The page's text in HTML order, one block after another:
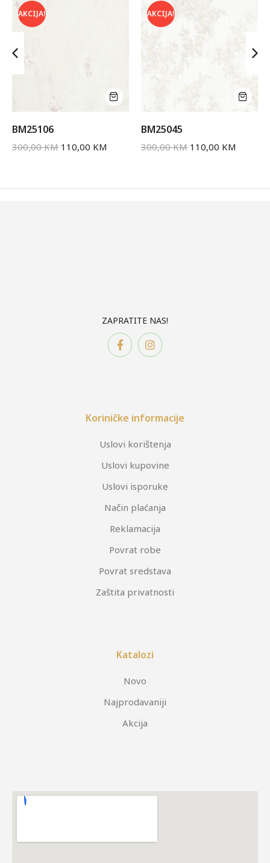
AKCIJA!
BM25106
300,00KM 110,00 KM
AKCIJA!
BM25045
300,00KM 110,00 KM
ZAPRATITE NAS!
Koriničke informacije
Uslovi korištenja
Uslovi kupovine
Uslovi isporuke
Način plaćanja
Reklamacija
Povrat robe
Povrat sredstava
Zaštita privatnosti
Katalozi
Novo
Najprodavaniji
Akcija